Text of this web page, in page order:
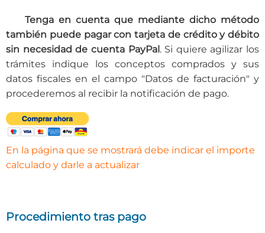
Tenga en cuenta que mediante dicho método
también puede pagar con tarjeta de crédito y débito
sin necesidad de cuenta PayPal. Si quiere agilizar los
trámites indique los conceptos comprados y sus
datos fiscales en el campo "Datos de facturación" y
procederemos al recibir la notificación de pago.
En la página que se mostrará debe indicar el importe
calculado y darle a actualizar
Procedimiento tras pago